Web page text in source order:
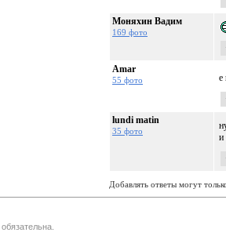
Моняхин Вадим
169 фото
Amar
55 фото
e
lundi matin
35 фото
и
Добавлять ответы могут
обязательна.